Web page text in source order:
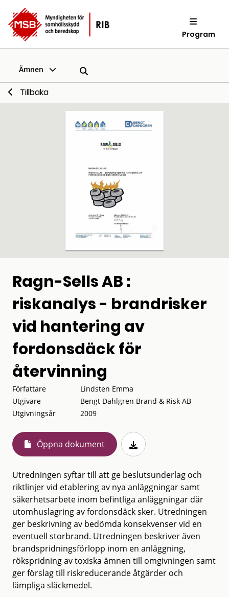
Program
Ämnen
Tillbaka
Ragn-Sells AB :
riskanalys - brandrisker
vid hantering av
fordonsdäck för
återvinning
Författare
Lindsten Emma
Utgivare
Bengt Dahlgren Brand & Risk AB
Utgivningsår
2009
Öppna dokument
Utredningen syftar till att ge beslutsunderlag och
riktlinjer vid etablering av nya anläggningar samt
säkerhetsarbete inom befintliga anläggningar där
utomhuslagring av fordonsdäck sker. Utredningen
ger beskrivning av bedömda konsekvenser vid en
eventuell storbrand. Utredningen beskriver även
brandspridningsförlopp inom en anläggning,
rökspridning av toxiska ämnen till omgivningen samt
ger förslag till riskreducerande åtgärder och
lämpliga släckmedel.